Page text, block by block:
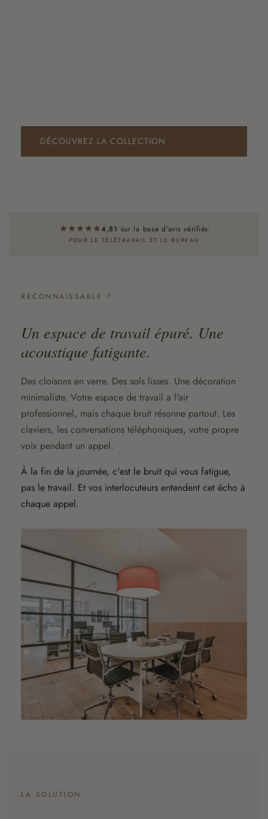
DÉCOUVREZ LA COLLECTION
4,81 sur la base d'avis vérifiés
POUR LE TÉLÉTRAVAIL ET LE BUREAU
RECONNAISSABLE ?
Un espace de travail épuré. Une
acoustique fatigante.
Des cloisons en verre. Des sols lisses. Une décoration
minimaliste. Votre espace de travail a l'air
professionnel, mais chaque bruit résonne partout. Les
claviers, les conversations téléphoniques, votre propre
voix pendant un appel.
À la fin de la journée, c'est le bruit qui vous fatigue,
pas le travail. Et vos interlocuteurs entendent cet écho à
chaque appel.
LA SOLUTION